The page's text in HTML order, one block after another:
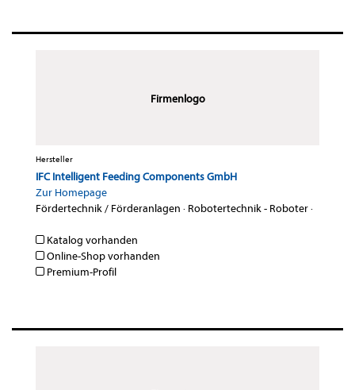
Firmenlogo
Hersteller
IFC Intelligent Feeding Components GmbH
Zur Homepage
Fördertechnik / Förderanlagen · Robotertechnik - Roboter·
Katalog vorhanden
Online-Shop vorhanden
Premium-Profil